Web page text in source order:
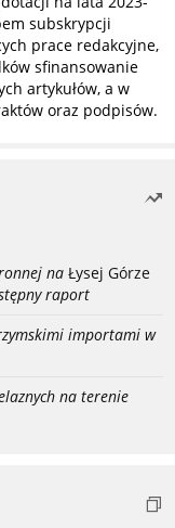
subskrypcji
prace redakcyjne,
sfinansowanie
artykułów, a w
oraz podpisów.
na Łysej Górze
raport
importami w
na terenie